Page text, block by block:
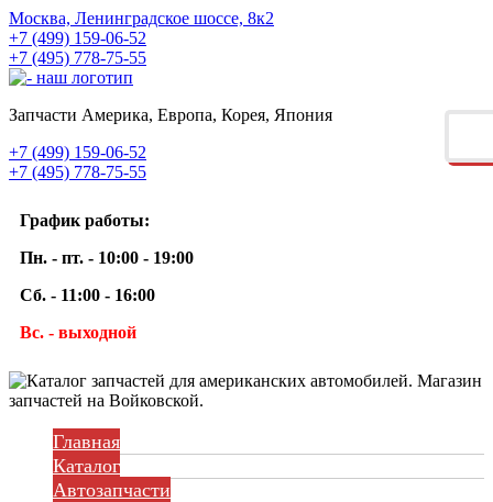
Москва, Ленинградское шоссе, 8к2
+7 (499) 159-06-52
+7 (495) 778-75-55
Запчасти Америка, Европа, Корея, Япония
+7 (499) 159-06-52
+7 (495) 778-75-55
График работы:
Пн. - пт. - 10:00 - 19:00
Сб. - 11:00 - 16:00
Вс. - выходной
Главная
Каталог
Автозапчасти